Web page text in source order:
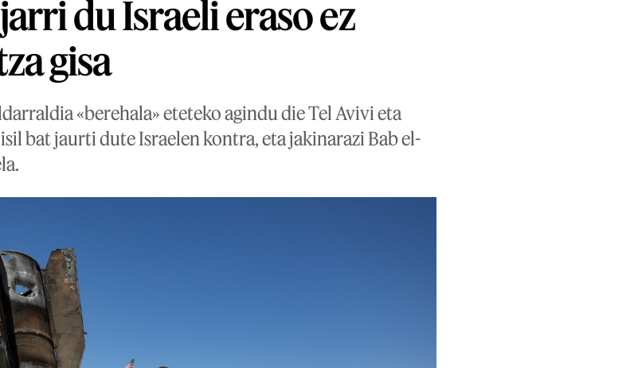
du Israeli eraso ez
gisa
«berehala» eteteko agindu die Tel Avivi eta
bat jaurti dute Israelen kontra, eta jakinarazi Bab el-